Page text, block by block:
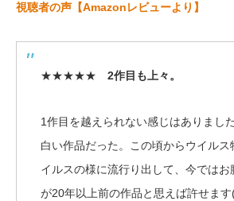
視聴者の声【Amazonレビューより】
★★★★★ 2作目も上々。
1作目を越えられない感じはありまし
白い作品だった。この頃からウイルス
イルスの様に流行り出して、今ではお
が20年以上前の作品と思えば許せま